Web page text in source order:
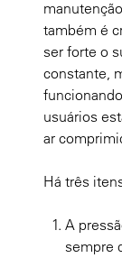
também é
ser forte o
constante,
usuários
ar
Há três
A
sempre